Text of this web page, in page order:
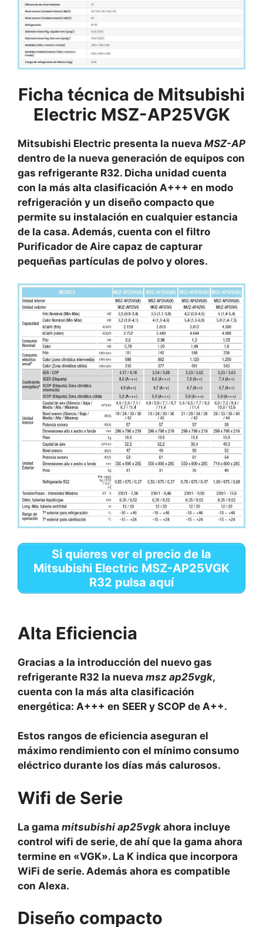
Ficha técnica de Mitsubishi
Electric MSZ-AP25VGK
Mitsubishi Electric presenta la nueva MSZ-AP
dentro de la nueva generación de equipos con
gas refrigerante R32. Dicha unidad cuenta
con la más alta clasificación A+++ en modo
refrigeración y un diseño compacto que
permite su instalación en cualquier estancia
de la casa. Además, cuenta con el filtro
Purificador de Aire capaz de capturar
pequeñas partículas de polvo y olores.
Si quieres ver el precio de la
Mitsubishi Electric MSZ-AP25VGK
R32 pulsa aquí
Alta Eficiencia
Gracias a la introducción del nuevo gas
refrigerante R32 la nueva msz ap25vgk,
cuenta con la más alta clasificación
energética: A+++ en SEER y SCOP de A++.
Estos rangos de eficiencia aseguran el
máximo rendimiento con el mínimo consumo
eléctrico durante los días más calurosos.
Wifi de Serie
La gama mitsubishi ap25vgk ahora incluye
control wifi de serie, de ahí que la gama ahora
termine en «VGK». La K indica que incorpora
WiFi de serie. Además ahora es compatible
con Alexa.
Diseño compacto